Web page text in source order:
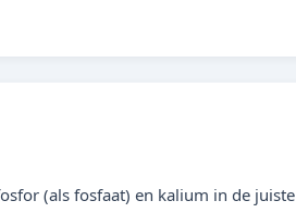
(als fosfaat) en kalium in de juiste